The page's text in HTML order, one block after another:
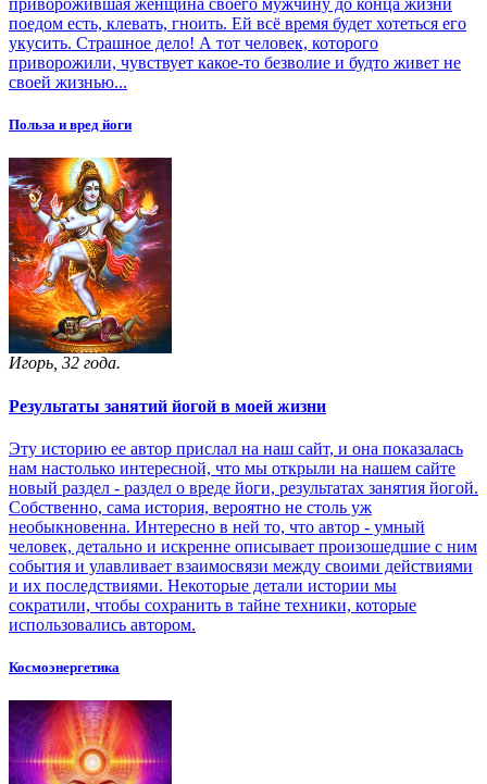
приворожившая женщина своего мужчину до конца жизни
поедом есть, клевать, гноить. Ей всё время будет хотеться его
укусить. Страшное дело! А тот человек, которого
приворожили, чувствует какое-то безволие и будто живет не
своей жизнью...
Польза и вред йоги
Игорь, 32 года.
Результаты занятий йогой в моей жизни
Эту историю ее автор прислал на наш сайт, и она показалась
нам настолько интересной, что мы открыли на нашем сайте
новый раздел - раздел о вреде йоги, результатах занятия йогой.
Собственно, сама история, вероятно не столь уж
необыкновенна. Интересно в ней то, что автор - умный
человек, детально и искренне описывает произошедшие с ним
события и улавливает взаимосвязи между своими действиями
и их последствиями. Некоторые детали истории мы
сократили, чтобы сохранить в тайне техники, которые
использовались автором.
Космоэнергетика